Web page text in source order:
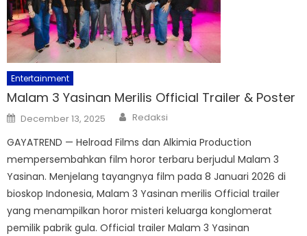
Entertainment
Malam 3 Yasinan Merilis Official Trailer & Poster
Posted
on
December 13, 2025 Author
Redaksi
GAYATREND — Helroad Films dan Alkimia Production
mempersembahkan film horor terbaru berjudul Malam 3
Yasinan. Menjelang tayangnya film pada 8 Januari 2026 di
bioskop Indonesia, Malam 3 Yasinan merilis Official trailer
yang menampilkan horor misteri keluarga konglomerat
pemilik pabrik gula. Official trailer Malam 3 Yasinan